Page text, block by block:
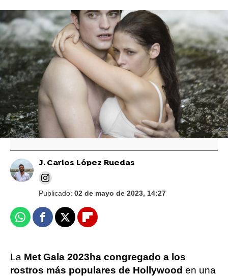
La preocupación de la directora de
'Crepúsculo' por este beso "ilegal" entre
Robert Pattinson y Kristen Stewart
Los motivos por los que Robert Pattinson y
Kristen Stewart no volverían a protagonizar
una nueva película de 'Crepusculo'
J. Carlos López Ruedas
Publicado: 02 de mayo de 2023, 14:27
WhatsappFacebook
X Flipboard
La Met Gala 2023ha congregado a los
rostros más populares de Hollywood en una